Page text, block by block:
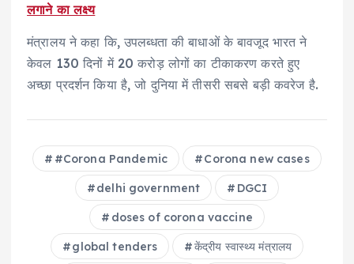
लगाने का लक्ष्य
मंत्रालय ने कहा कि, उपलब्धता की बाधाओं के बावजूद भारत ने
केवल 130 दिनों में 20 करोड़ लोगों का टीकाकरण करते हुए
अच्छा प्रदर्शन किया है, जो दुनिया में तीसरी सबसे बड़ी कवरेज है.
#Corona Pandemic Corona new cases
delhi government DGCI
doses of corona vaccine
global tenders केंद्रीय स्वास्थ्य मंत्रालय